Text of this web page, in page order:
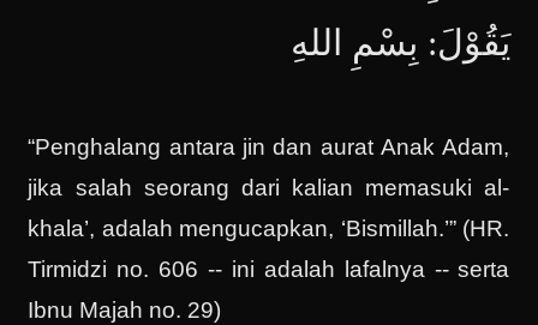
يَقُوْلَ: بِسْمِ اللهِ
“Penghalang antara jin dan aurat Anak Adam,
jika salah seorang dari kalian memasuki al-
khala’, adalah mengucapkan, ‘Bismillah.’” (HR.
Tirmidzi no. 606 -- ini adalah lafalnya -- serta
Ibnu Majah no. 29)